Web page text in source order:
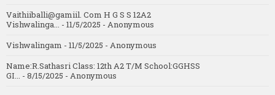
Vaithiiballi@gamiil. Com H G S S 12A2
Vishwalinga... - 11/5/2025 - Anonymous
Vishwalingam - 11/5/2025 - Anonymous
Name:R.Sathasri Class: 12th A2 T/M School:GGHSS
GI... - 8/15/2025 - Anonymous